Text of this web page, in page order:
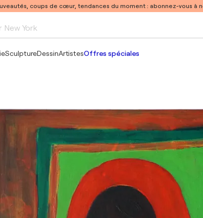
coups de cœur, tendances du moment : abonnez-vous à
New York
SculptureDessinArtistesOffres spéciales